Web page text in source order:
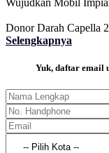
Wujudkan Mobil
Donor Darah Capella
Selengkapnya
Yuk, daftar email